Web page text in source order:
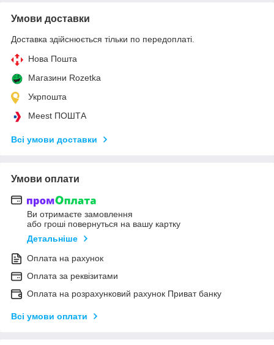
Умови доставки
Доставка здійснюється тільки по передоплаті.
Нова Пошта
Магазини Rozetka
Укрпошта
Meest ПОШТА
Всі умови доставки
Умови оплати
Ви отримаєте замовлення
або гроші повернуться на вашу картку
Детальніше
Оплата на рахунок
Оплата за реквізитами
Оплата на розрахунковий рахунок Приват банку
Всі умови оплати